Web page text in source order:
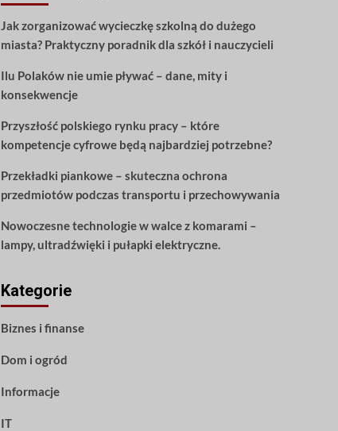
Jak zorganizować wycieczkę szkolną do dużego
miasta? Praktyczny poradnik dla szkół i nauczycieli
Ilu Polaków nie umie pływać – dane, mity i
konsekwencje
Przyszłość polskiego rynku pracy – które
kompetencje cyfrowe będą najbardziej potrzebne?
Przekładki piankowe – skuteczna ochrona
przedmiotów podczas transportu i przechowywania
Nowoczesne technologie w walce z komarami –
lampy, ultradźwięki i pułapki elektryczne.
Kategorie
Biznes i finanse
Dom i ogród
Informacje
IT